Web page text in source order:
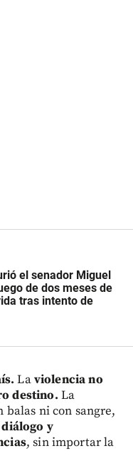
el senador Miguel
de dos meses de
tras intento de
Laviolencia no
destino. La
balas ni con sangre,
y
, sin importar la